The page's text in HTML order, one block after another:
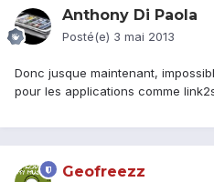
Anthony Di Paola
Posté(e) 3 mai 2013
Donc jusque maintenant,
pour les applications comme
Geofreezz